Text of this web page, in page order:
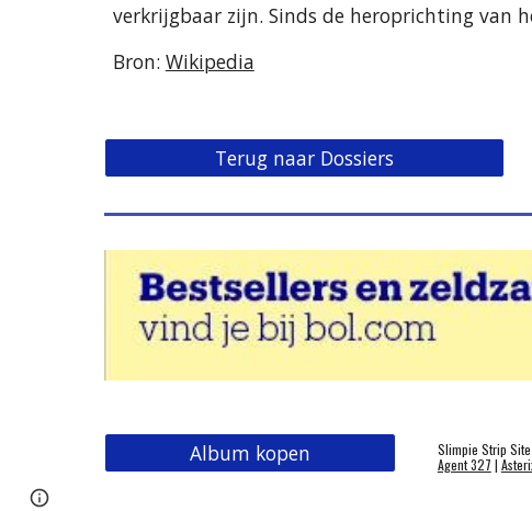
verkrijgbaar zijn. Sinds de heroprichting van
Bron: Wikipedia
Terug naar Dossiers
Album kopen Slimpie Strip
Agent 327 |